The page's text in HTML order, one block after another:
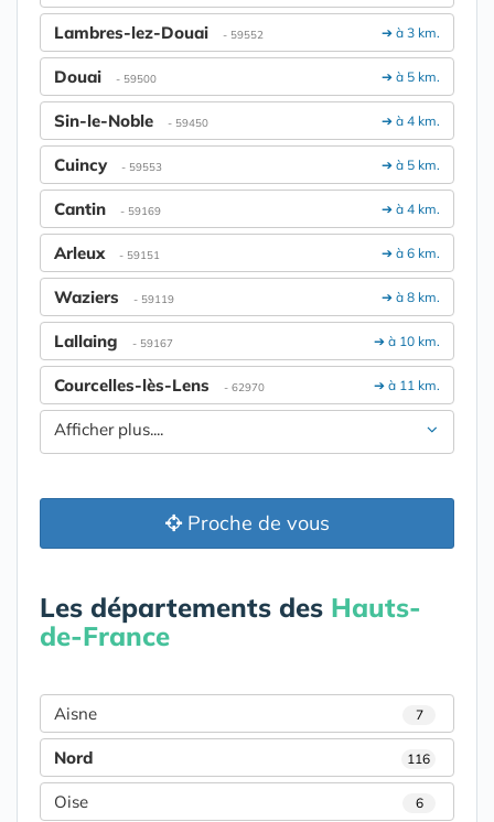
➔ à 3 km.
Lambres-lez-Douai - 59552
➔ à 5 km.
Douai - 59500
➔ à 4 km.
Sin-le-Noble - 59450
➔ à 5 km.
Cuincy - 59553
➔ à 4 km.
Cantin - 59169
➔ à 6 km.
Arleux - 59151
➔ à 8 km.
Waziers - 59119
➔ à 10 km.
Lallaing - 59167
➔ à 11 km.
Courcelles-lès-Lens - 62970
Afficher plus....
Proche de vous
Les départements des Hauts-
de-France
Aisne 7
Nord 116
Oise 6